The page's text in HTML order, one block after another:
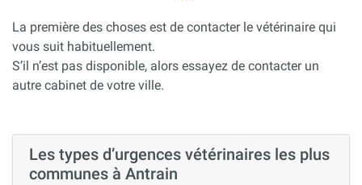
La première des choses est de contacter le vétérinaire qui
vous suit habituellement.
S’il n’est pas disponible, alors essayez de contacter un
autre cabinet de votre ville.
Les types d’urgences vétérinaires les plus
communes à Antrain